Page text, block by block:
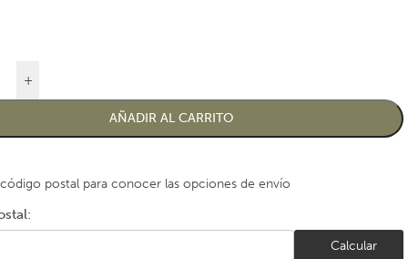
+
AÑADIR AL CARRITO
postal para conocer las opciones de envío
Calcular